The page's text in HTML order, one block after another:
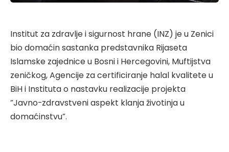
Institut za zdravlje i sigurnost hrane (INZ) je u Zenici
bio domaćin sastanka predstavnika Rijaseta
Islamske zajednice u Bosni i Hercegovini, Muftijstva
zeničkog, Agencije za certificiranje halal kvalitete u
BiH i Instituta o nastavku realizacije projekta
”Javno-zdravstveni aspekt klanja životinja u
domaćinstvu”.